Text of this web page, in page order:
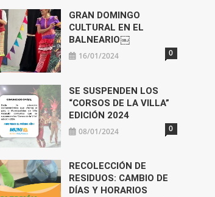
GRAN DOMINGO
CULTURAL EN EL
BALNEARIO￼
16/01/2024 0
SE SUSPENDEN LOS
“CORSOS DE LA VILLA”
EDICIÓN 2024
08/01/2024 0
RECOLECCIÓN DE
RESIDUOS: CAMBIO DE
DÍAS Y HORARIOS